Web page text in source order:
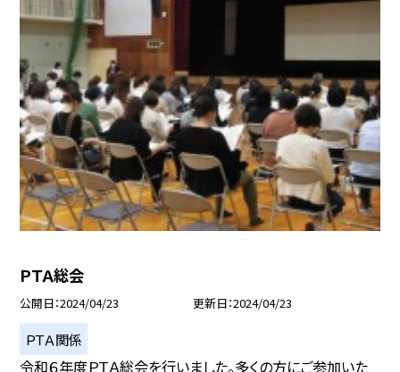
ＰＴＡ総会
公開日 2024/04/23 更新日 2024/04/23
ＰＴＡ関係
令和６年度ＰＴＡ総会を行いました。多くの方にご参加いた